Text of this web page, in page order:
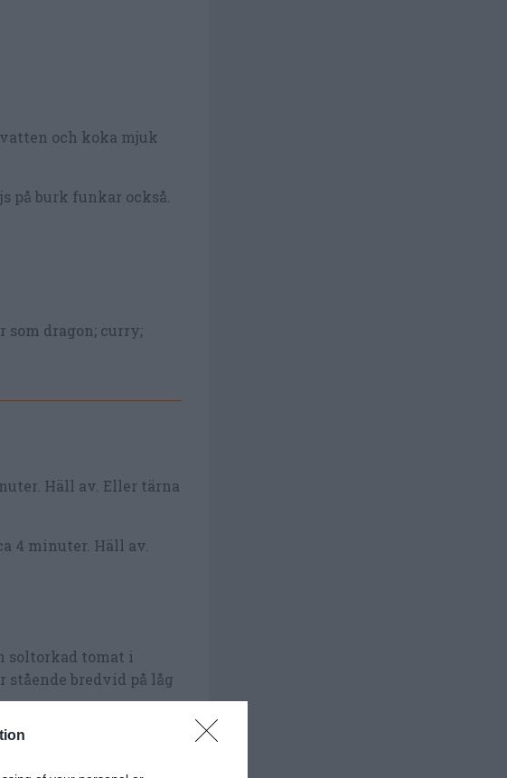
och koka mjuk
på burk funkar också.
dragon; curry;
Häll av. Eller tärna
4 minuter. Häll av.
soltorkad tomat i
stående bredvid på låg
servering med